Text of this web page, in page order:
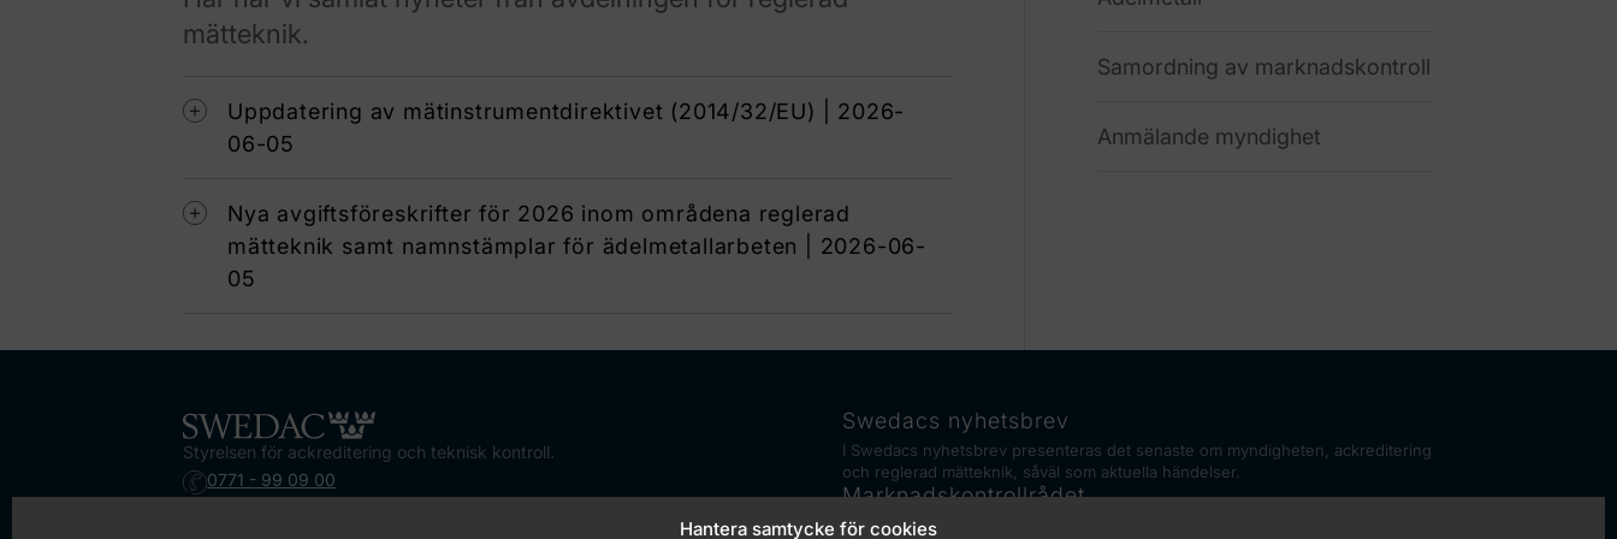
Hantera samtycke för cookies
mätteknik.
Uppdatering av mätinstrumentdirektivet (2014/32/EU) | 2026-
06-05
Nya avgiftsföreskrifter för 2026 inom områdena reglerad
mätteknik samt namnstämplar för ädelmetallarbeten | 2026-06-
05
Samordning av marknadskontroll
Anmälande myndighet
Styrelsen för ackreditering och teknisk kontroll.
0771 - 99 09 00
Swedacs nyhetsbrev
I Swedacs nyhetsbrev presenteras det senaste om myndigheten, ackreditering
och reglerad mätteknik, såväl som aktuella händelser.
Marknadskontrollrådet
Swedac har ett samordningsansvar för de myndigheter i Sverige som